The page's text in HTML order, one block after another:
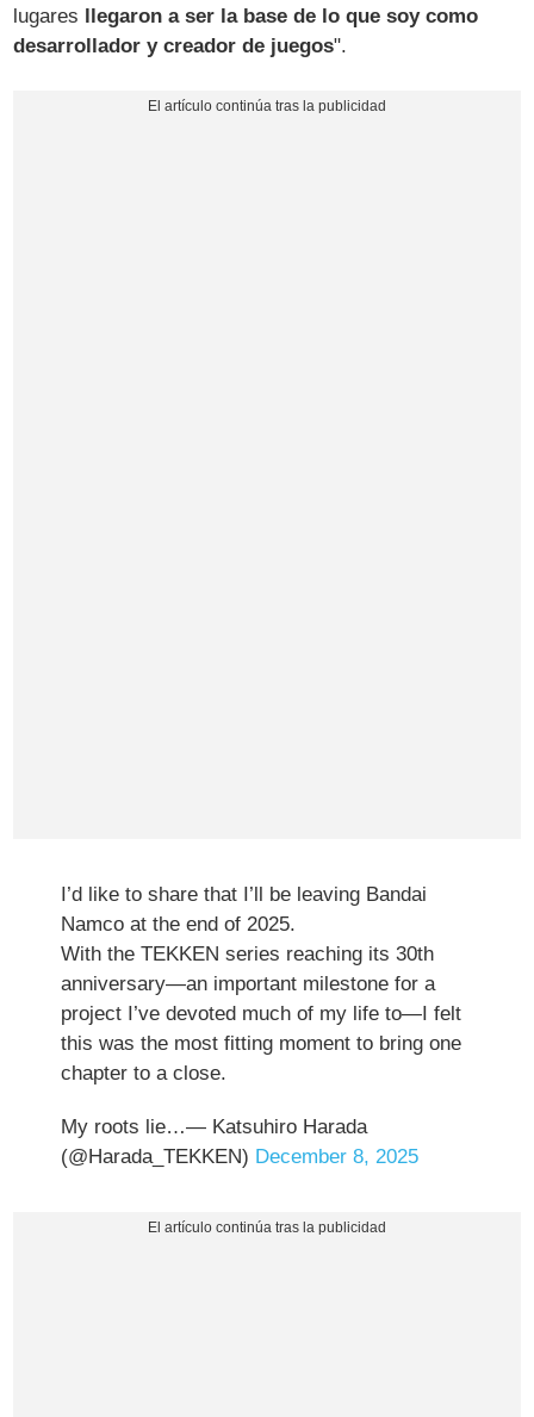
lugares
llegaron a ser la base de lo que soy como
desarrollador y creador de juegos".
I’d like to share that I’ll be leaving Bandai
Namco at the end of 2025.
With the TEKKEN series reaching its 30th
anniversary—an important milestone for a
project I’ve devoted much of my life to—I felt
this was the most fitting moment to bring one
chapter to a close.
My roots lie…— Katsuhiro Harada
(@Harada_TEKKEN) December 8, 2025